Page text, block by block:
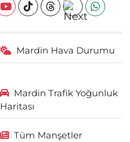
Mardin Hava Durumu
Mardin Trafik Yoğunluk
Haritası
Tüm Manşetler